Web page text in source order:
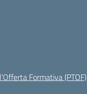
Formativa (PTOF)